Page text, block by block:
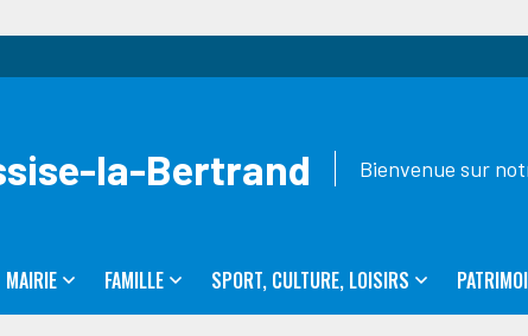
Bienvenue sur
la-Bertrand
MAIRIE FAMILLE SPORT, CULTURE, LOISIRS